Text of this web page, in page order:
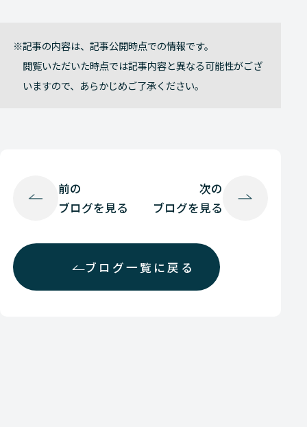
記事の内容は、記事公開時点での情報です。
閲覧いただいた時点では記事内容と異なる可能性がござ
いますので、あらかじめご了承ください。
前の
ブログを見る
ブログ一覧に戻る
次の
ブログを見る